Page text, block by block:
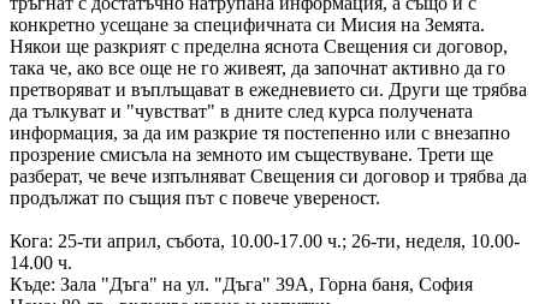
конкретно усещане за специфичната си Мисия на Земята.
Някои ще разкрият с пределна яснота Свещения си договор,
така че, ако все още не го живеят, да започнат активно да го
претворяват и въплъщават в ежедневието си. Други ще трябва
да тълкуват и "чувстват" в дните след курса получената
информация, за да им разкрие тя постепенно или с внезапно
прозрение смисъла на земното им съществуване. Трети ще
разберат, че вече изпълняват Свещения си договор и трябва да
продължат по същия път с повече увереност.
Кога: 25-ти април, събота, 10.00-17.00 ч.; 26-ти, неделя, 10.00-
14.00 ч.
Къде: Зала "Дъга" на ул. "Дъга" 39А, Горна баня, София